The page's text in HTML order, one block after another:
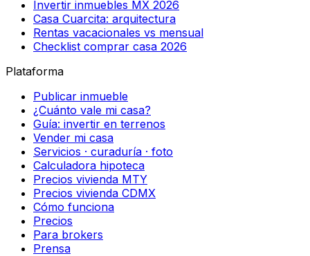
Invertir inmuebles MX 2026
Casa Cuarcita: arquitectura
Rentas vacacionales vs mensual
Checklist comprar casa 2026
Plataforma
Publicar inmueble
¿Cuánto vale mi casa?
Guía: invertir en terrenos
Vender mi casa
Servicios · curaduría · foto
Calculadora hipoteca
Precios vivienda MTY
Precios vivienda CDMX
Cómo funciona
Precios
Para brokers
Prensa